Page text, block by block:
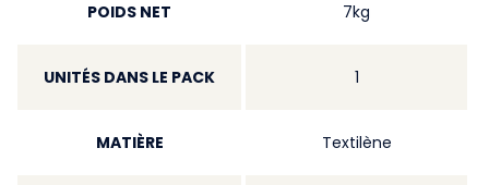
POIDS NET 7kg
UNITÉS DANS LE PACK 1
MATIÈRE Textilène